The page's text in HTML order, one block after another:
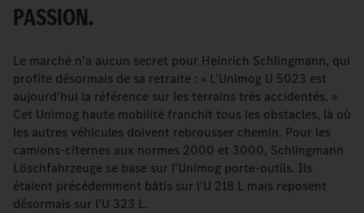
PASSION.
Le marché n'a aucun secret pour Heinrich Schlingmann, qui
profite désormais de sa retraite : « L'Unimog U 5023 est
aujourd'hui la référence sur les terrains très accidentés. »
Cet Unimog haute mobilité franchit tous les obstacles, là où
les autres véhicules doivent rebrousser chemin. Pour les
camions-citernes aux normes 2000 et 3000, Schlingmann
Löschfahrzeuge se base sur l'Unimog porte-outils. Ils
étaient précédemment bâtis sur l'U 218 L mais reposent
désormais sur l'U 323 L.